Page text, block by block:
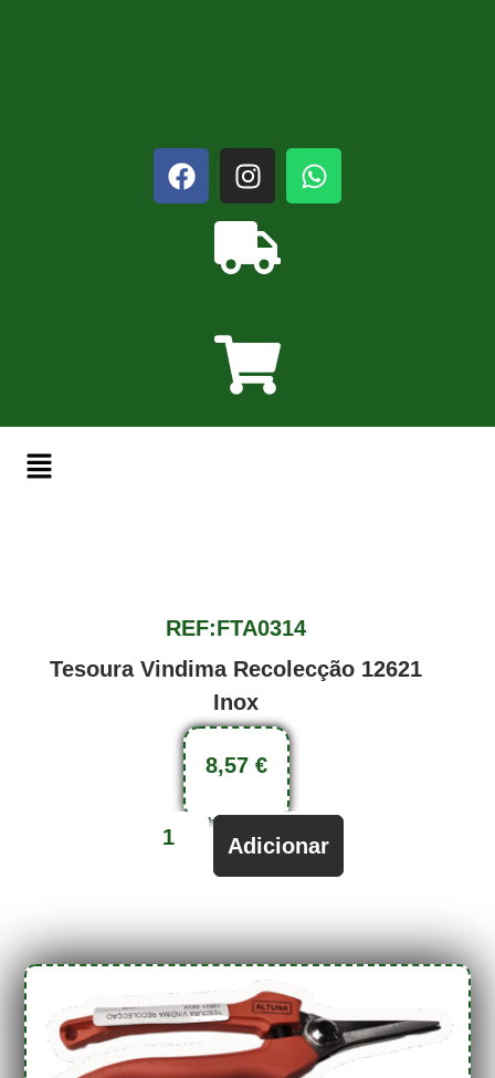
REF:FTA0314
Tesoura Vindima Recolecção 12621
Inox
8,57 €
Adicionar